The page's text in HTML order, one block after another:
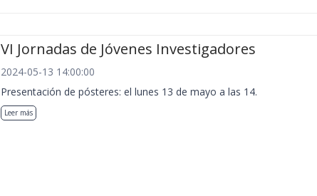
VI Jornadas de Jóvenes Investigadores
2024-05-13 14:00:00
Presentación de pósteres: el lunes 13 de mayo a las 14.
Leer más